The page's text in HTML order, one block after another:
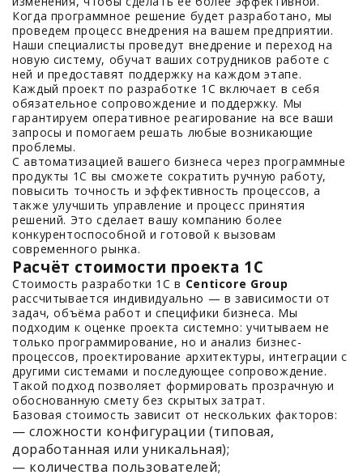
Когда программное решение будет разработано, мы
проведем процесс внедрения на вашем предприятии.
Наши специалисты проведут внедрение и переход на
новую систему, обучат ваших сотрудников работе с
ней и предоставят поддержку на каждом этапе.
Каждый проект по разработке 1С включает в себя
обязательное сопровождение и поддержку. Мы
гарантируем оперативное реагирование на все ваши
запросы и помогаем решать любые возникающие
проблемы.
С автоматизацией вашего бизнеса через программные
продукты 1С вы сможете сократить ручную работу,
повысить точность и эффективность процессов, а
также улучшить управление и процесс принятия
решений. Это сделает вашу компанию более
конкурентоспособной и готовой к вызовам
современного рынка.
Расчёт стоимости проекта 1С
Стоимость разработки 1С в Centicore Group
рассчитывается индивидуально — в зависимости от
задач, объёма работ и специфики бизнеса. Мы
подходим к оценке проекта системно: учитываем не
только программирование, но и анализ бизнес-
процессов, проектирование архитектуры, интеграции с
другими системами и последующее сопровождение.
Такой подход позволяет формировать прозрачную и
обоснованную смету без скрытых затрат.
Базовая стоимость зависит от нескольких факторов:
— сложности конфигурации (типовая,
доработанная или уникальная);
— количества пользователей;